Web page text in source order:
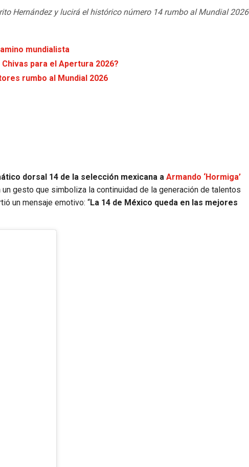
Hernández y lucirá el histórico número 14 rumbo al Mundial 2026
mundialista
para el Apertura 2026?
rumbo al Mundial 2026
dorsal 14 de la selección mexicana a Armando ‘Hormiga’
gesto que simboliza la continuidad de la generación de talentos
un mensaje emotivo: “La 14 de México queda en las mejores